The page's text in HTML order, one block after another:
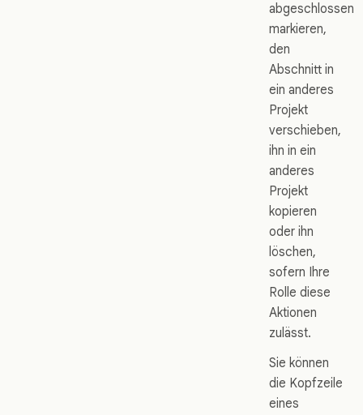
abgeschlossen
markieren,
den
Abschnitt in
ein anderes
Projekt
verschieben,
ihn in ein
anderes
Projekt
kopieren
oder ihn
löschen,
sofern Ihre
Rolle diese
Aktionen
zulässt.
Sie können
die Kopfzeile
eines